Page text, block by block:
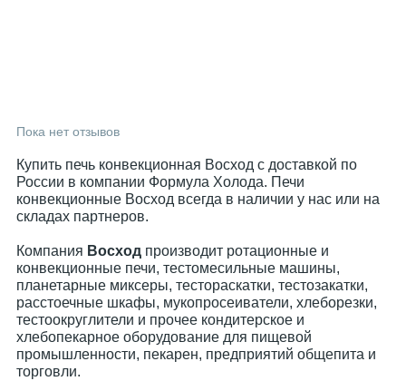
Пока нет отзывов
Купить печь конвекционная Восход с доставкой по
России в компании Формула Холода. Печи
конвекционные Восход всегда в наличии у нас или на
складах партнеров.
Компания Восход производит ротационные и
конвекционные печи, тестомесильные машины,
планетарные миксеры, тестораскатки, тестозакатки,
расстоечные шкафы, мукопросеиватели, хлеборезки,
тестоокруглители и прочее кондитерское и
хлебопекарное оборудование для пищевой
промышленности, пекарен, предприятий общепита и
торговли.